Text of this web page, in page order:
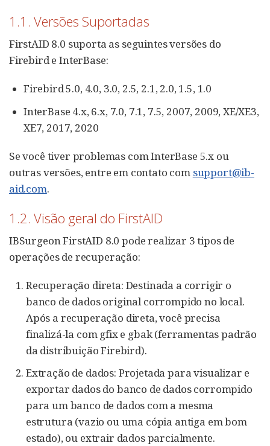
1.1. Versões Suportadas
FirstAID 8.0 suporta as seguintes versões do
Firebird e InterBase:
Firebird 5.0, 4.0, 3.0, 2.5, 2.1, 2.0, 1.5, 1.0
InterBase 4.x, 6.x, 7.0, 7.1, 7.5, 2007, 2009, XE/XE3,
XE7, 2017, 2020
Se você tiver problemas com InterBase 5.x ou
outras versões, entre em contato com support@ib-
aid.com.
1.2. Visão geral do FirstAID
IBSurgeon FirstAID 8.0 pode realizar 3 tipos de
operações de recuperação:
Recuperação direta: Destinada a corrigir o
banco de dados original corrompido no local.
Após a recuperação direta, você precisa
finalizá-la com gfix e gbak (ferramentas padrão
da distribuição Firebird).
Extração de dados: Projetada para visualizar e
exportar dados do banco de dados corrompido
para um banco de dados com a mesma
estrutura (vazio ou uma cópia antiga em bom
estado), ou extrair dados parcialmente.